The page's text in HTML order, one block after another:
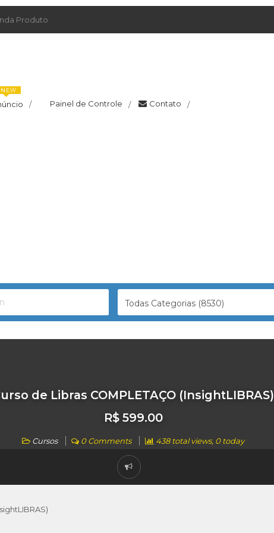
Produto
/
NEW
Painel de Controle / Contato /
Todas Categorias (8530)
de Libras COMPLETAÇO (InsightLIBRAS)
R$ 599.00
Cursos 0 Comments 438 total views, 0 today